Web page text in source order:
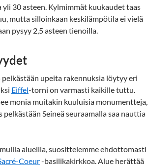
30 asteen. Kylmimmät kuukaudet taas
mutta silloinkaan keskilämpötila ei vielä
pysyy 2,5 asteen tienoilla.
upeita rakennuksia löytyy eri
Eiffel-torni on varmasti kaikille tuttu.
monia muitakin kuuluisia monumentteja,
pelkästään Seineä seuraamalla saa nauttia
alueilla, suosittelemme ehdottomasti
Coeur-basilikakirkkoa. Alue herättää